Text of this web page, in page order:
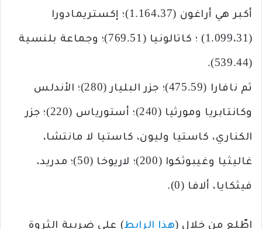
أكبر هي أراغون (1.164،37)؛ إكستريمادورا
(1.099،31) ؛ كاتالونيا (769.51)؛ وجماعة بلنسية
(539.44).
ثم نافارا (475.59)؛ جزر البليار (280)؛ الأندلس
وكانتابريا ومورثيا (240)؛ أستورياس (220)؛ جزر
الكناري، كاستيا وليون، كاستيا لا مانتشا،
غاليثيا وغيبوثكوا (200)؛ لاريوخا (50)؛ مدريد،
فيثكايا، ألافا (0).
اطّلع من خلال (هذا الرابط) على ضريبة الثروة